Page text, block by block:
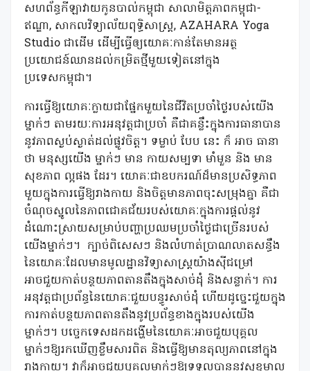
សហព័ន្ធកីឡាវាយកូនបាល់កម្ពុជា សាលាមិត្តភាពកម្ពុជា-
ឥណ្ឌា, សាកលវិទ្យាល័យពុទ្ធិសាស្ត្រ, AZAHARA Yoga
Studio ជាដើម ដើម្បីធ្វើឲ្យយោគៈកាន់តែមានអត្ថ
ប្រយោជន៍ឈានដល់កម្រិតថ្មីមួយទៀតនៅក្នុង
ប្រទេសកម្ពុជា។
ការធ្វើឱ្យយោគៈក្លាយជាផ្នែកមួយនៃជីវិតប្រចាំថ្ងៃរបស់យើង
ម្នាក់ៗ តាមរយៈការអនុវត្តជាប្រចាំ គឺជាគន្លឹះក្នុងការធានាបាន
នូវភាពស្ងប់ស្ងាត់ដល់ផ្លូវចិត្ត។ ទម្លាប់ បែប នេះ ក៏ អាច ធានា
ថា មនុស្សយើង ម្នាក់ៗ មាន កាយសម្បទា មាំមួន និង មាន
សុខភាព ល្អផង ដែរ។ យោគៈជាឧបករណ៍ដ៏មានប្រសិទ្ធភាព
មួយក្នុងការធ្វើឱ្យរាងកាយ និងចិត្តមានភាពចុះសម្រុងគ្នា គឺជា
ចំណុចស្នូលនៃភាពជោគជ័យរបស់យោគៈក្នុងការផ្តល់នូវ
ដំណោះស្រាយសម្រាប់បញ្ហាប្រឈមប្រចាំថ្ងៃជាច្រើនរបស់
យើងម្នាក់ៗ។ ក្បាច់ពិសេសៗ និងលំហាត់ប្រាណលាតសន្ធឹង
នៃយោគៈដែលមានមូលដ្ឋានវិទ្យាសាស្ត្រយ៉ាងស៊ីជម្រៅ
អាចជួយកាត់បន្ថយភាពតានតឹងក្នុងសាច់ដុំ និងសន្លាក់។ ការ
អនុវត្តជាប្រព័ន្ធនៃយោគៈជួយបន្ធូរសាច់ដុំ ហើយដូច្នេះជួយក្នុង
ការកាត់បន្ថយភាពតានតឹងនូវប្រព័ន្ធខាងក្នុងរបស់យើង
ម្នាក់ៗ។ បច្ចេកទេសដកដង្ហើមនៃយោគៈអាចជួយបុគ្គល
ម្នាក់ៗឱ្យរកឃើញខ្លឹមសារពិត និងធ្វើឱ្យមានតុល្យភាពនៅក្នុង